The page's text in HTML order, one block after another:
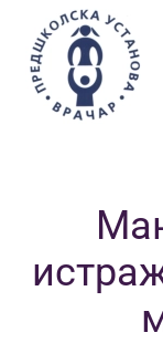
Skip to main